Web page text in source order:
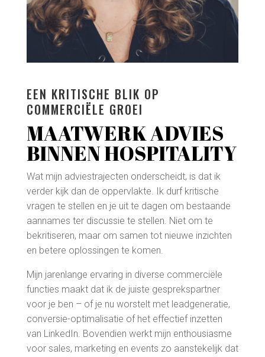
EEN KRITISCHE BLIK OP
COMMERCIËLE GROEI
MAATWERK ADVIES
BINNEN HOSPITALITY
Wat mijn adviestrajecten onderscheidt, is dat ik
verder kijk dan de oppervlakte. Ik durf kritische
vragen te stellen en je uit te dagen om bestaande
aannames ter discussie te stellen. Niet om te
bekritiseren, maar om samen tot nieuwe inzichten
en betere oplossingen te komen.
Mijn jarenlange ervaring in diverse commerciële
functies maakt dat ik de juiste gesprekspartner
voor je ben – of je nu worstelt met leadgeneratie,
conversie-optimalisatie of het effectief inzetten
van LinkedIn. Bovendien werkt mijn enthousiasme
voor sales, marketing en events zo aanstekelijk dat